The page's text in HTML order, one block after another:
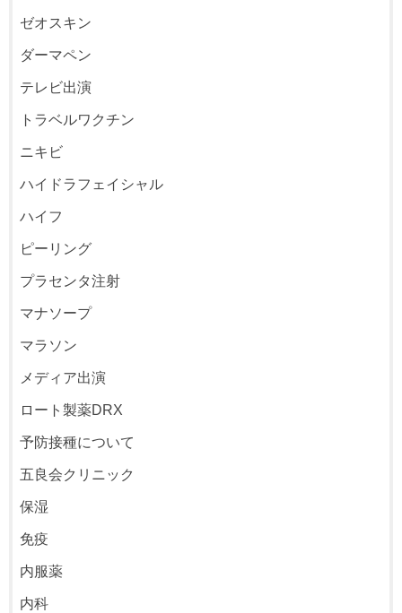
ゼオスキン
ダーマペン
テレビ出演
トラベルワクチン
ニキビ
ハイドラフェイシャル
ハイフ
ピーリング
プラセンタ注射
マナソープ
マラソン
メディア出演
ロート製薬DRX
予防接種について
五良会クリニック
保湿
免疫
内服薬
内科